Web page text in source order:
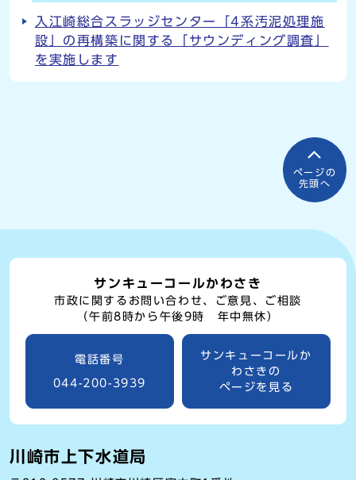
入江崎総合スラッジセンター「4系汚泥処理施
設」の再構築に関する「サウンディング調査」
を実施します
ページの
先頭へ
サンキューコールかわさき
市政に関するお問い合わせ、ご意見、ご相談
（午前8時から午後9時 年中無休）
電話番号
044-200-3939
サンキューコールか
わさきの
ページを見る
川崎市上下水道局